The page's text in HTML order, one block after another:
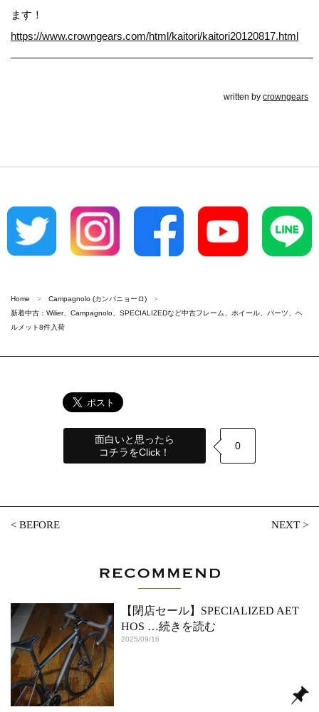
ます！
https://www.crowngears.com/html/kaitori/kaitori20120817.html
————————————————————————————-
written by crowngears
Home
Campagnolo (カンパニョーロ)
新着中古：Wilier、Campagnolo、SPECIALIZEDなど中古フレーム、ホイール、パーツ、ヘ
ルメット8件入荷
面白いと思ったら
コチラをClick！
0
<BEFORE NEXT>
【閉店セール】SPECIALIZED AET
HOS …続きを読む
2025/09/16